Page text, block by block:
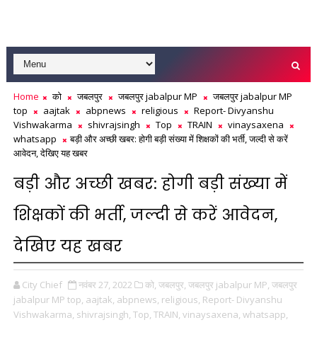
Home को जबलपुर जबलपुर jabalpur MP
जबलपुर jabalpur MP
top
aajtak abpnews religious
Report- Divyanshu
Vishwakarma
shivrajsingh Top TRAIN
vinaysaxena
whatsapp
बड़ी और अच्छी खबर: होगी बड़ी संख्या में शिक्षकों की भर्ती, जल्दी से करें
आवेदन, देखिए यह खबर
बड़ी और अच्छी खबर: होगी बड़ी संख्या में
शिक्षकों की भर्ती, जल्दी से करें आवेदन,
देखिए यह खबर
City Chief नवंबर 27, 2022 को, जबलपुर, जबलपुर jabalpur MP, जबलपुर
jabalpur MP top, aajtak, abpnews, religious, Report- Divyanshu
Vishwakarma, shivrajsingh, Top, TRAIN, vinaysaxena, whatsapp,